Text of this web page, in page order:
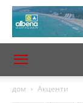
дом Акценти